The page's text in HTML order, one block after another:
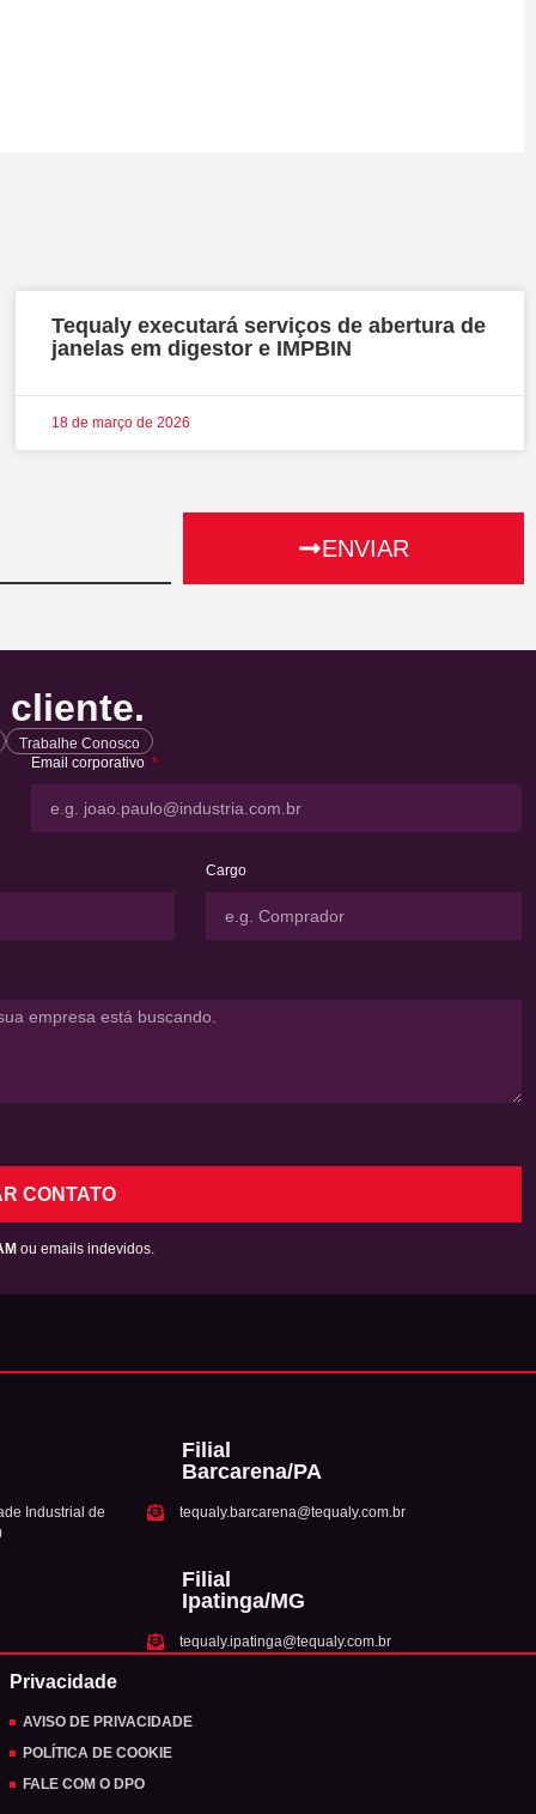
Tequaly executará serviços de abertura de
janelas em digestor e IMPBIN
18 de março de 2026
ENVIAR
cliente.
Trabalhe Conosco
Email corporativo
Cargo
CONTATO
ou emails indevidos.
Industrial de
Filial
Barcarena/PA
tequaly.barcarena@tequaly.com.br
Filial
Ipatinga/MG
tequaly.ipatinga@tequaly.com.br
Privacidade
AVISO DE PRIVACIDADE
POLÍTICA DE COOKIE
FALE COM O DPO